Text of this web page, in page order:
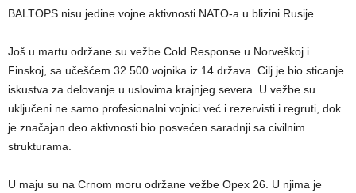
BALTOPS nisu jedine vojne aktivnosti NATO-a u blizini Rusije.
Još u martu održane su vežbe Cold Response u Norveškoj i
Finskoj, sa učešćem 32.500 vojnika iz 14 država. Cilj je bio sticanje
iskustva za delovanje u uslovima krajnjeg severa. U vežbe su
uključeni ne samo profesionalni vojnici već i rezervisti i regruti, dok
je značajan deo aktivnosti bio posvećen saradnji sa civilnim
strukturama.
U maju su na Crnom moru održane vežbe Opex 26. U njima je